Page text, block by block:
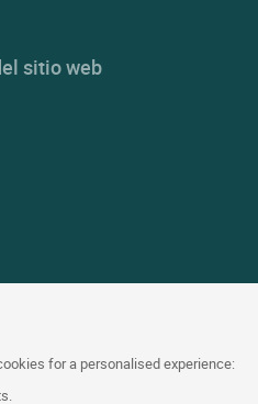
for a personalised experience:
sitio web